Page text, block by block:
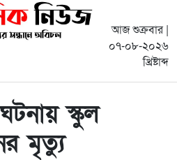
আজ শুক্রবার |
০৭-০৮-২০২৬
খ্রিষ্টাব্দ
স্কুল
মৃত্যু